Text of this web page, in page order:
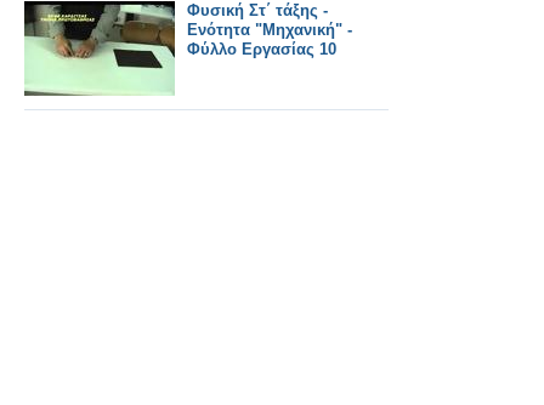
Φυσική Στ΄ τάξης -
Ενότητα "Μηχανική" -
Φύλλο Εργασίας 10